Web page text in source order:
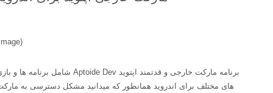
برنامه مارکت خارجی و قدتمند اپتوید Aptoide Dev شامل برنامه ها و بازی
های مختلف برای اندروید همانطور که میدانید مشکل دسترسی به مارکت